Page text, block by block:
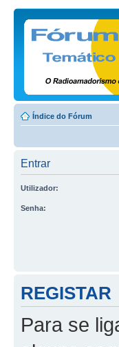
Índice do Fórum
Entrar
Utilizador:
Senha:
REGISTAR
Para se